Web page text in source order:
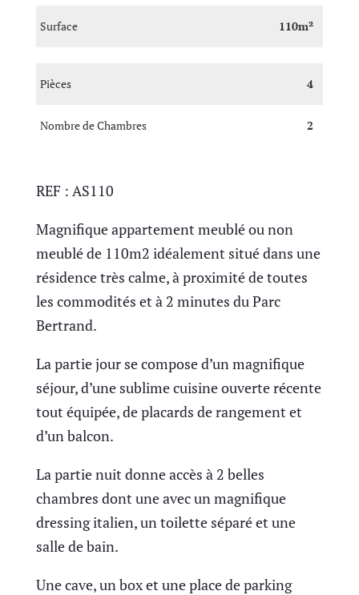
Surface 110m²
Pièces 4
Nombre de Chambres 2
REF : AS110
Magnifique appartement meublé ou non
meublé de 110m2 idéalement situé dans une
résidence très calme, à proximité de toutes
les commodités et à 2 minutes du Parc
Bertrand.
La partie jour se compose d’un magnifique
séjour, d’une sublime cuisine ouverte récente
tout équipée, de placards de rangement et
d’un balcon.
La partie nuit donne accès à 2 belles
chambres dont une avec un magnifique
dressing italien, un toilette séparé et une
salle de bain.
Une cave, un box et une place de parking